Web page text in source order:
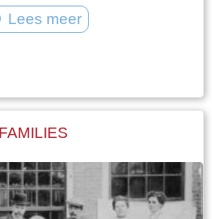
waaronder twee
de lotelingen en de
zoekfunctie die in de
Lees meer
FAMILIES